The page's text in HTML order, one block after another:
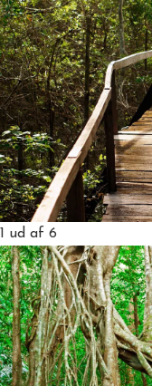
1 ud af 6